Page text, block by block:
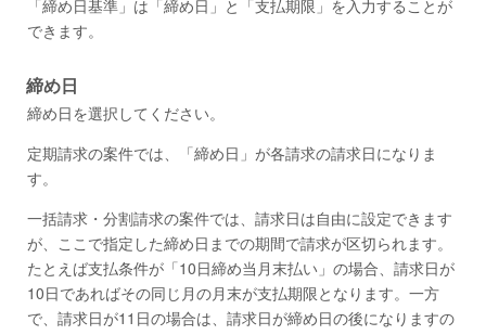
「締め日基準」は「締め日」と「支払期限」を入力することが
できます。
締め日
締め日を選択してください。
定期請求の案件では、「締め日」が各請求の請求日になりま
す。
一括請求・分割請求の案件では、請求日は自由に設定できます
が、ここで指定した締め日までの期間で請求が区切られます。
たとえば支払条件が「10日締め当月末払い」の場合、請求日が
10日であればその同じ月の月末が支払期限となります。一方
で、請求日が11日の場合は、請求日が締め日の後になりますの